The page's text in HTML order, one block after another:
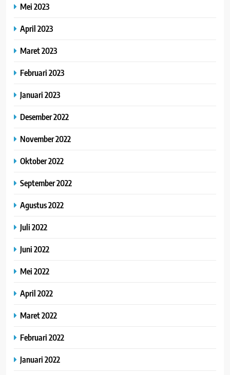
Mei 2023
April 2023
Maret 2023
Februari 2023
Januari 2023
Desember 2022
November 2022
Oktober 2022
September 2022
Agustus 2022
Juli 2022
Juni 2022
Mei 2022
April 2022
Maret 2022
Februari 2022
Januari 2022